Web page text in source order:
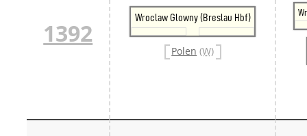
1392
Wroclaw Glowny (Breslau Hbf)
Polen (W)